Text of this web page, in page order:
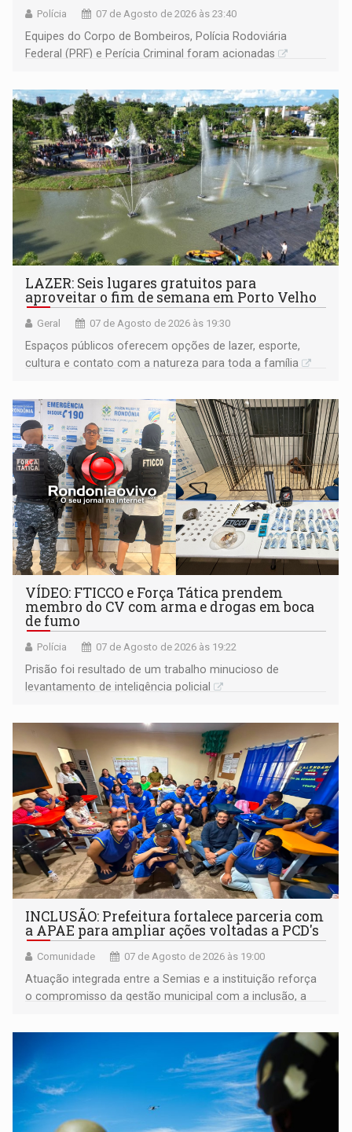
Polícia 07 de Agosto de 2026 às 23:40
Equipes do Corpo de Bombeiros, Polícia Rodoviária
Federal (PRF) e Perícia Criminal foram acionadas
LAZER: Seis lugares gratuitos para
aproveitar o fim de semana em Porto Velho
Geral 07 de Agosto de 2026 às 19:30
Espaços públicos oferecem opções de lazer, esporte,
cultura e contato com a natureza para toda a família
VÍDEO: FTICCO e Força Tática prendem
membro do CV com arma e drogas em boca
de fumo
Polícia 07 de Agosto de 2026 às 19:22
Prisão foi resultado de um trabalho minucioso de
levantamento de inteligência policial
INCLUSÃO: Prefeitura fortalece parceria com
a APAE para ampliar ações voltadas a PCD's
Comunidade 07 de Agosto de 2026 às 19:00
Atuação integrada entre a Semias e a instituição reforça
o compromisso da gestão municipal com a inclusão, a